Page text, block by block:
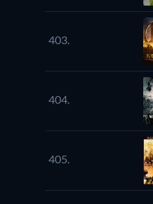
403.
404.
405.